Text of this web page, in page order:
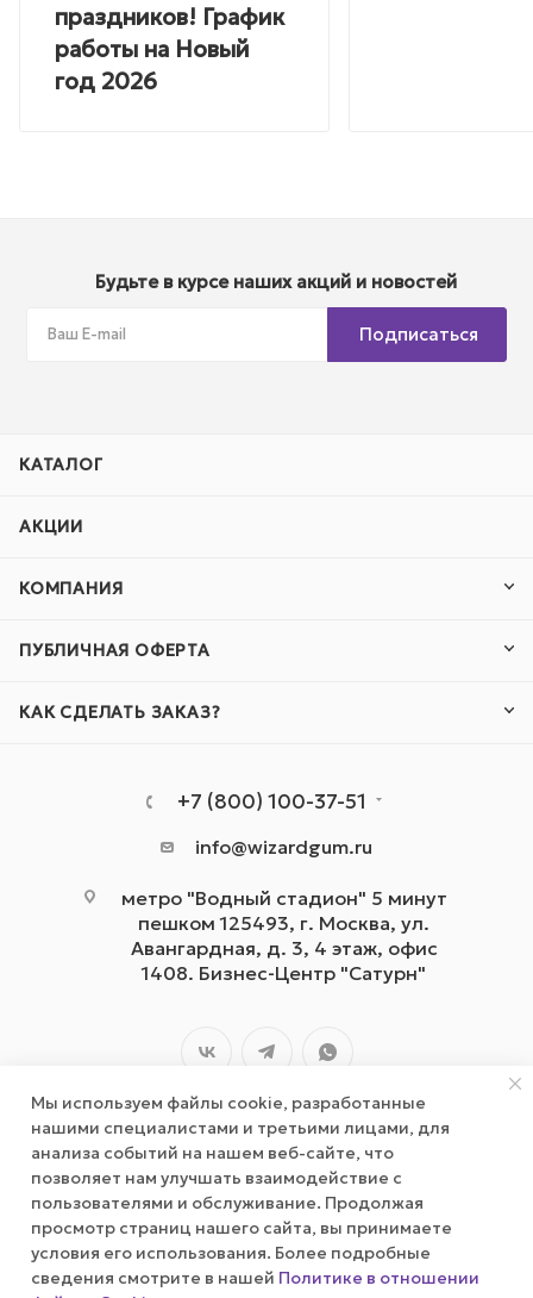
праздников! График
работы на Новый
год 2026
Будьте в курсе наших акций и новостей
Подписаться
КАТАЛОГ
АКЦИИ
КОМПАНИЯ
ПУБЛИЧНАЯ ОФЕРТА
КАК СДЕЛАТЬ ЗАКАЗ?
+7 (800) 100-37-51
info@wizardgum.ru
метро "Водный стадион" 5 минут
пешком 125493, г. Москва, ул.
Авангардная, д. 3, 4 этаж, офис
1408. Бизнес-Центр "Сатурн"
2026 © wizardgum.ru, 2021
Мы используем файлы cookie, разработанные
нашими специалистами и третьими лицами, для
анализа событий на нашем веб-сайте, что
позволяет нам улучшать взаимодействие с
пользователями и обслуживание. Продолжая
просмотр страниц нашего сайта, вы принимаете
условия его использования. Более подробные
сведения смотрите в нашей Политике в отношении